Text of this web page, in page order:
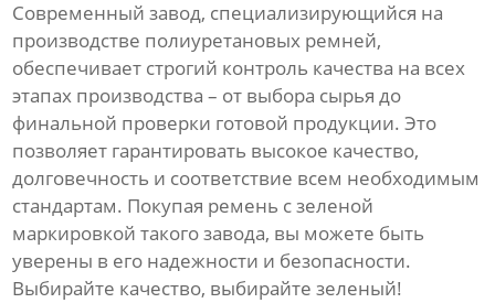
Современный завод, специализирующийся на
производстве полиуретановых ремней,
обеспечивает строгий контроль качества на всех
этапах производства – от выбора сырья до
финальной проверки готовой продукции. Это
позволяет гарантировать высокое качество,
долговечность и соответствие всем необходимым
стандартам. Покупая ремень с зеленой
маркировкой такого завода, вы можете быть
уверены в его надежности и безопасности.
Выбирайте качество, выбирайте зеленый!